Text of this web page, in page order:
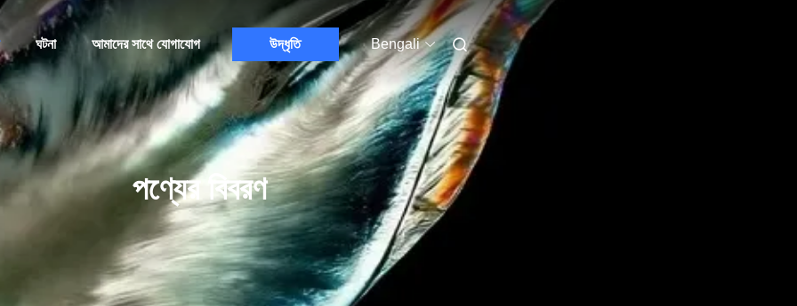
ঘটনা আমাদের সাথে যোগাযোগ উদ্ধৃতি Bengali
পণ্যের বিবরণ